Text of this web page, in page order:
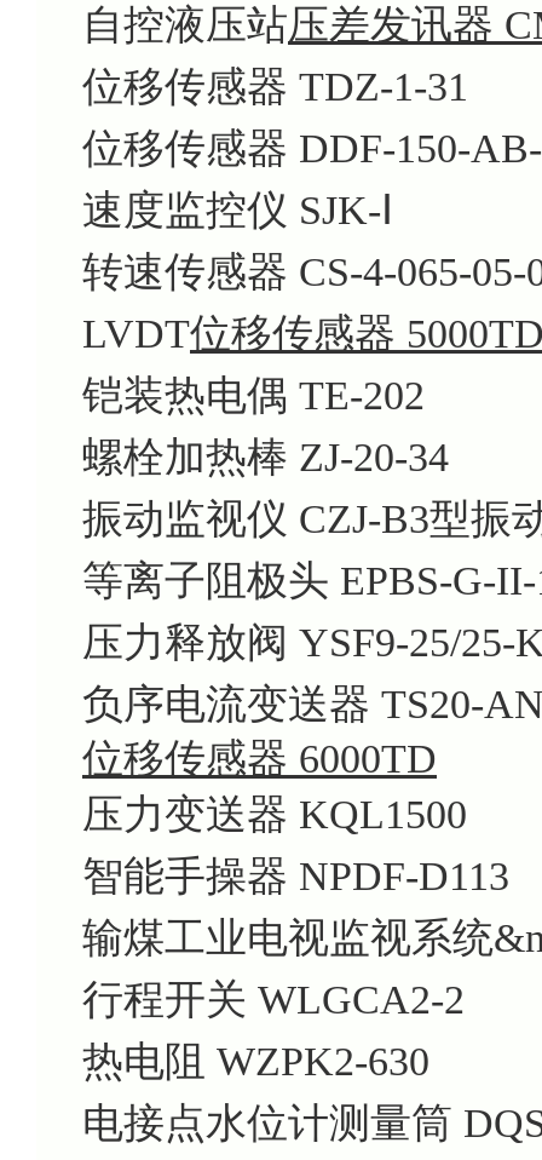
自控液压站压差发讯器
位移传感器 TDZ-1-31
位移传感器 DDF-150-
速度监控仪 SJK-Ⅰ
转速传感器 CS-4-065-05-
LVDT位移传感器
铠装热电偶 TE-202
螺栓加热棒 ZJ-20-34
振动监视仪 CZJ-B3型振
等离子阻极头 EPBS-G-
压力释放阀 YSF9-25/25-
负序电流变送器 TS20-
位移传感器 6000TD
压力变送器 KQL1500
智能手操器 NPDF-D113
输煤工业电视监视系统
行程开关 WLGCA2-2
热电阻 WZPK2-630
电接点水位计测量筒